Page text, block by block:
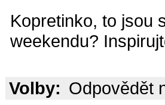
Kopretinko, to jsou
weekendu?
Volby: Odpovědět